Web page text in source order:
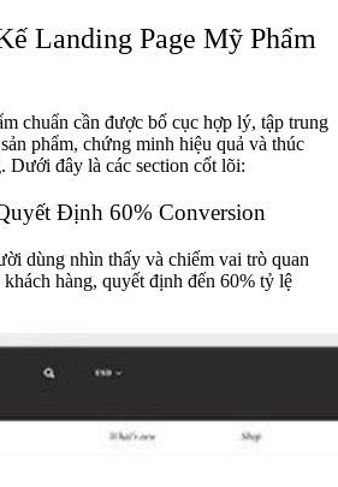
Landing Page Mỹ Phẩm
chuẩn cần được bố cục hợp lý, tập trung
phẩm, chứng minh hiệu quả và thúc
Dưới đây là các section cốt lõi:
Định 60% Conversion
dùng nhìn thấy và chiếm vai trò quan
hàng, quyết định đến 60% tỷ lệ